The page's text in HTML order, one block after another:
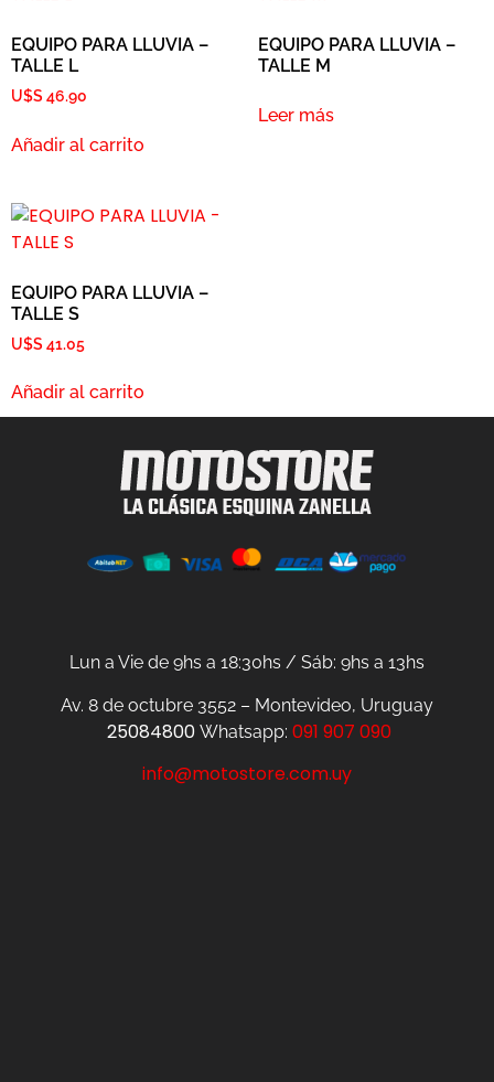
EQUIPO PARA LLUVIA –
TALLE L
U$S 46.90
Añadir al carrito
EQUIPO PARA LLUVIA –
TALLE M
Leer más
EQUIPO PARA LLUVIA –
TALLE S
U$S 41.05
Añadir al carrito
Lun a Vie de 9hs a 18:30hs / Sáb: 9hs a 13hs
Av. 8 de octubre 3552 – Montevideo, Uruguay
25084800 Whatsapp: 091 907 090
info@motostore.com.uy